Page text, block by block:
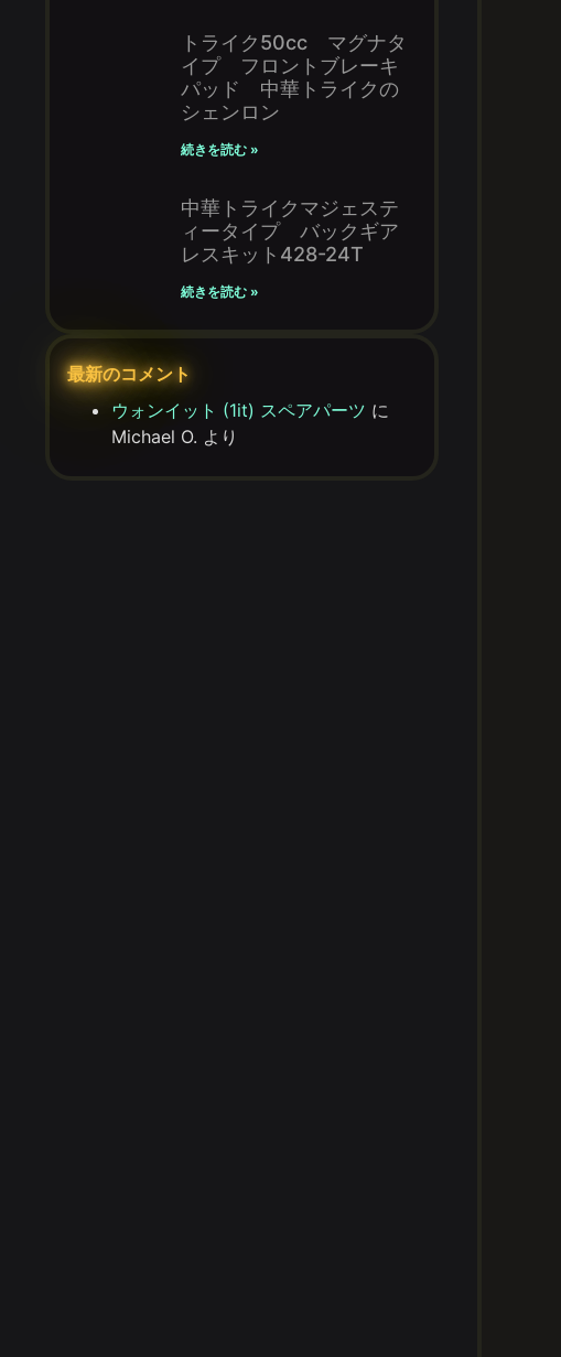
トライク50cc マグナタ
イプ フロントブレーキ
パッド 中華トライクの
シェンロン
続きを読む »
中華トライクマジェステ
ィータイプ バックギア
レスキット428-24T
続きを読む »
最新のコメント
ウォンイット (1it) スペアパーツ に
Michael O. より